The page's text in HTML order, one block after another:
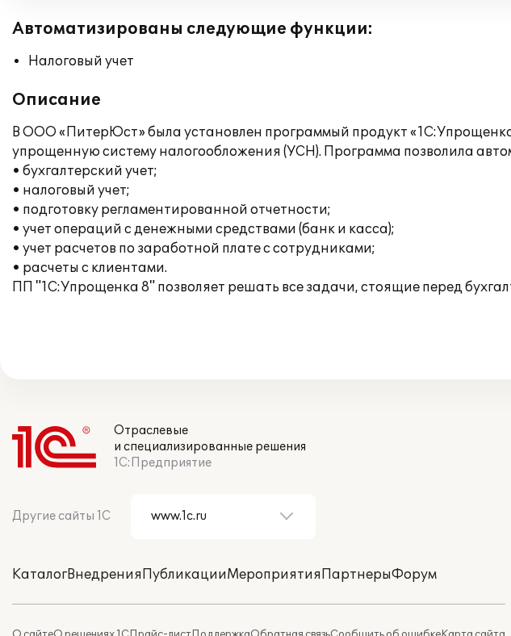
Автоматизированы следующие функции:
Налоговый учет
Описание
В ООО «ПитерЮст» была установлен программый продукт
упрощенную систему налогообложения (УСН). Программа позволила
• бухгалтерский учет;
• налоговый учет;
• подготовку регламентированной отчетности;
• учет операций с денежными средствами (банк и касса);
• учет расчетов по заработной плате с сотрудниками;
• расчеты с клиентами.
ПП "1С:Упрощенка 8" позволяет решать все задачи, стоящие перед
Отраслевые
и специализированные решения
1С:Предприятие
Другие сайты 1С
КаталогВнедренияПубликацииМероприятияПартнерыФорум